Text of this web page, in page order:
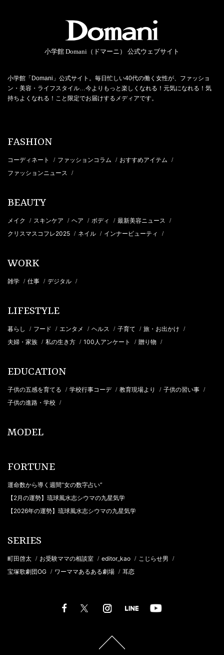
小学館 Domani（ドマーニ） 公式ウェブサイト
小学館「Domani」公式サイト。毎日忙しい40代の働く女性が、ファッショ
ン・美容・ライフスタイル…今よりもっと楽しくなれる！元気になれる！気
持ちよくなれる！こと限定でお届けするメディアです。
FASHION
コーディネート / ファッションコラム / おすすめアイテム /
ファッションニュース /
BEAUTY
メイク / スキンケア / ヘア / ボディ / 最新美容ニュース /
クリスマスコフレ2025 / ネイル / インナービューティ /
WORK
雑学 / 仕事 / デジタル /
LIFESTYLE
暮らし / フード / エンタメ / ヘルス / 子育て / 旅・お出かけ /
夫婦・家族 / 私の生き方 / 100人アンケート / 贈り物 /
EDUCATION
子供の五感を育てる / 学校行事コーデ / 教育現場より / 子供の習い事 /
子供の進路・学校 /
MODEL
FORTUNE
運命数から導く週間“女の数字占い”
【2月の運勢】琉球風水志シウマの九星気学
【2026年の運勢】琉球風水志シウマの九星気学
SERIES
町田啓太 / お受験ママの相談室 / editor_kao / こじらせ男 /
宝塚歌劇団OG / ワーママあるある劇場 / 耳恋